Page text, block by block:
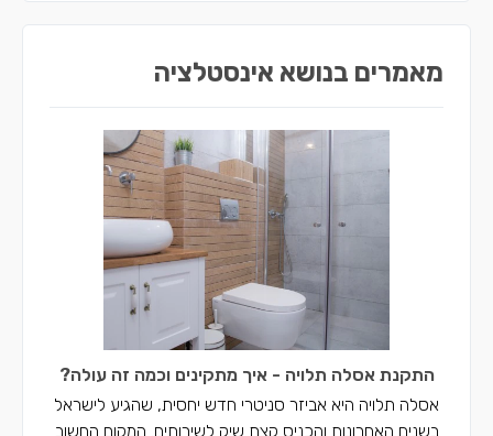
מאמרים בנושא אינסטלציה
התקנת אסלה תלויה - איך מתקינים וכמה זה עולה?
אסלה תלויה היא אביזר סניטרי חדש יחסית, שהגיע לישראל
בשנים האחרונות והכניס קצת שיק לשירותים. המקום החשוב